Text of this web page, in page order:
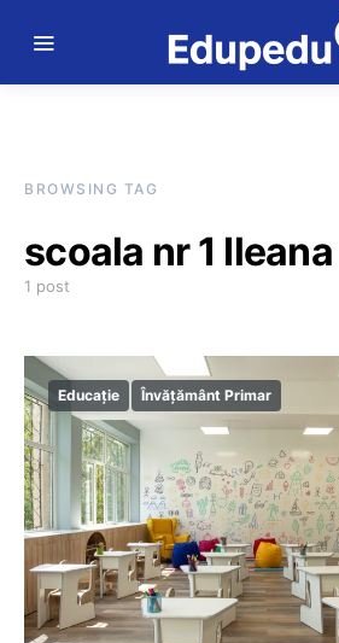
BROWSING TAG
scoala nr 1 Ileana
1 post
Educație Învățământ Primar